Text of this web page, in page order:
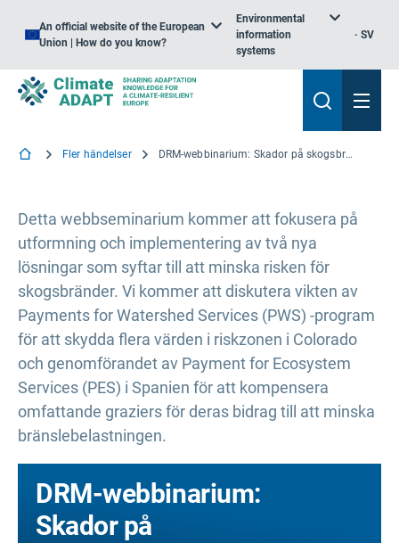
An official website of the European
Union | How do you know?
Environmental
information
systems
SV
Fler händelser DRM-webbinarium: Skador på skogsbränder och ekonomiska strategier för att förvalta landskapet och tillvarata ekosystemtjänster
Detta webbseminarium kommer att fokusera på
utformning och implementering av två nya
lösningar som syftar till att minska risken för
skogsbränder. Vi kommer att diskutera vikten av
Payments for Watershed Services (PWS) -program
för att skydda flera värden i riskzonen i Colorado
och genomförandet av Payment for Ecosystem
Services (PES) i Spanien för att kompensera
omfattande graziers för deras bidrag till att minska
bränslebelastningen.
DRM-webbinarium:
Skador på